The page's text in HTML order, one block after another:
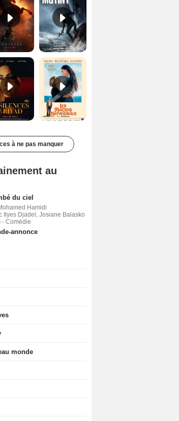
Les Silences de Riyad Bande-annonce VO STFR Les Matins merveilleux Bande-annonce VF
à ne pas manquer
au
du ciel
Hamidi
Ilyes Djadel, Josiane Balasko
- Comédie
annonce
monde